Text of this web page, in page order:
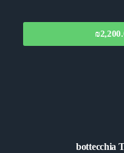
₪
bottecchia